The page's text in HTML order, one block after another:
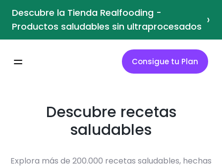
Descubre la Tienda Realfooding -
Productos saludables sin ultraprocesados ›
Consigue tu Plan
Descubre recetas
saludables
Explora más de 200.000 recetas saludables, hechas